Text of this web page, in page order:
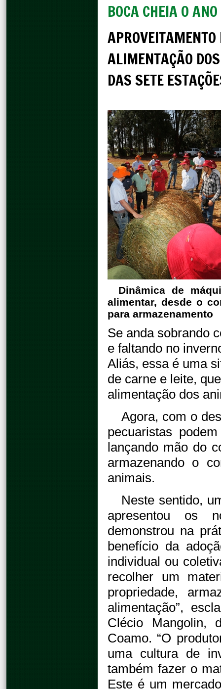
BOCA CHEIA O ANO
ALIMENTAÇÃO
DAS SETE
Dinâmica de
alimentar, desde o
para armazenamento
Se anda sobrando
e faltando no
Aliás, essa é uma
de carne e leite,
alimentação dos
Agora, com o
pecuaristas
lançando mão do
armazenando o
animais.
Neste sentido,
apresentou os
demonstrou na
benefício da
individual ou
recolher um
propriedade,
alimentação”,
Clécio Mangolin,
Coamo. “O
uma cultura de
também fazer o
Este é um